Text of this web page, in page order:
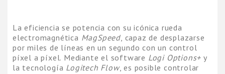
La eficiencia se potencia con su icónica rueda
electromagnética MagSpeed, capaz de desplazarse
por miles de líneas en un segundo con un control
píxel a píxel. Mediante el software Logi Options+ y
la tecnología Logitech Flow, es posible controlar